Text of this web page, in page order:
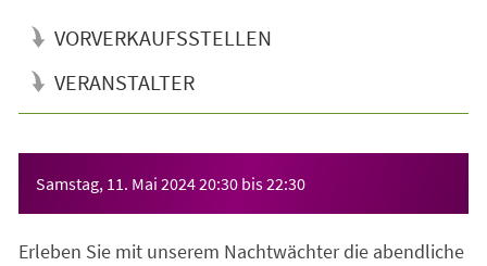
VORVERKAUFSSTELLEN
VERANSTALTER
Samstag, 11. Mai 202420:30 bis22:30
Erleben Sie mit unserem Nachtwächter die abendliche